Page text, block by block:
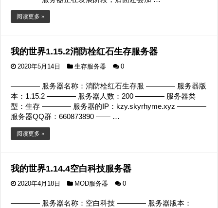
阅读更多 »
我的世界1.15.2消防栓红石生存服务器
2020年5月14日 生存服务器 0
———— 服务器名称：消防栓红石生存服 ———— 服务器版
本：1.15.2 ———— 服务器人数：200 ———— 服务器类
型：生存 ———— 服务器的IP：kzy.skyrhyme.xyz ————
服务器QQ群：660873890 —— …
阅读更多 »
我的世界1.14.4空白科技服务器
2020年4月18日 MOD服务器 0
———— 服务器名称：空白科技 ———— 服务器版本：